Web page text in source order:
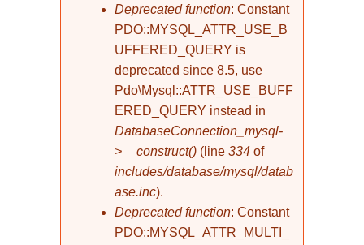
Fehlermeldung
Deprecated function: Constant
PDO::MYSQL_ATTR_USE_B
UFFERED_QUERY is
deprecated since 8.5, use
Pdo\Mysql::ATTR_USE_BUFF
ERED_QUERY instead in
DatabaseConnection_mysql-
>__construct() (line 334 of
includes/database/mysql/datab
ase.inc).
Deprecated function: Constant
PDO::MYSQL_ATTR_MULTI_